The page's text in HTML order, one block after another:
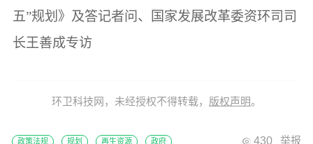
五”规划》及答记者问、国家发展改革委资环司司
长王善成专访
环卫科技网，未经授权不得转载， 版权声明。
政策法规 规划 再生资源 政府 举报
430